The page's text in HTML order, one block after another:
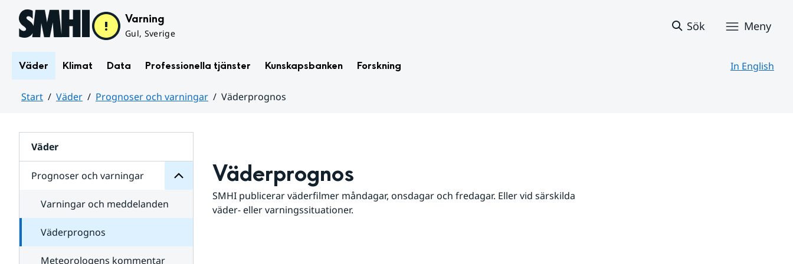
Hoppa till sidans innehåll Varning
Gul, Sverige
Sök Meny
Väder Klimat Data Professionella tjänster Kunskapsbanken Forskning In English
Start Väder Prognoser och varningar
Väderprognos
Väder
Prognoser och varningar
för
varningar
Varningar och meddelanden
Väderprognos
Meteorologens kommentar
Väderprognos
SMHI publicerar väderfilmer måndagar, onsdagar och fredagar. Eller vid särskilda
väder- eller varningssituationer.